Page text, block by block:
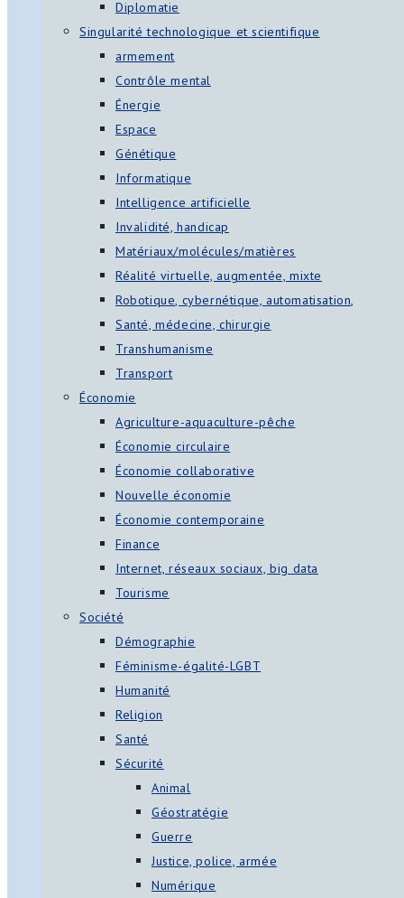
Diplomatie
Singularité technologique et scientifique
armement
Contrôle mental
Énergie
Espace
Génétique
Informatique
Intelligence artificielle
Invalidité, handicap
Matériaux/molécules/matières
Réalité virtuelle, augmentée, mixte
Robotique, cybernétique, automatisation,
Santé, médecine, chirurgie
Transhumanisme
Transport
Économie
Agriculture-aquaculture-pêche
Économie circulaire
Économie collaborative
Nouvelle économie
Économie contemporaine
Finance
Internet, réseaux sociaux, big data
Tourisme
Société
Démographie
Féminisme-égalité-LGBT
Humanité
Religion
Santé
Sécurité
Animal
Géostratégie
Guerre
Justice, police, armée
Numérique